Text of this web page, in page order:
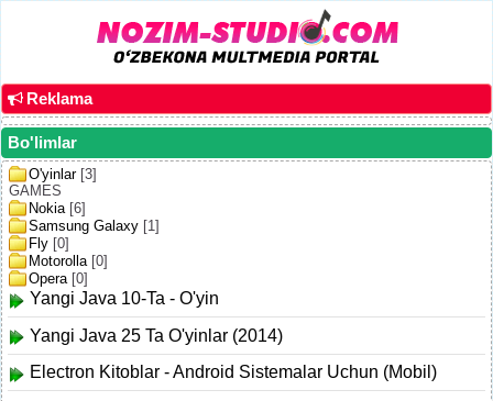
Reklama
Bo'limlar
O'yinlar [3]
GAMES
Nokia [6]
Samsung Galaxy [1]
Fly [0]
Motorolla [0]
Opera [0]
Yangi Java 10-Ta - O'yin
Yangi Java 25 Ta O'yinlar (2014)
Electron Kitoblar - Android Sistemalar Uchun (Mobil)